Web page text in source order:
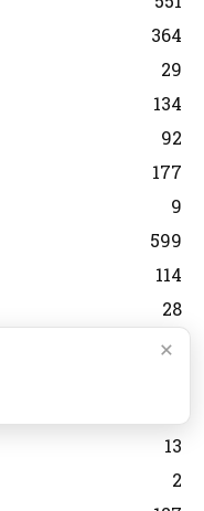
364
29
134
92
177
9
599
114
28
44
13
2
×